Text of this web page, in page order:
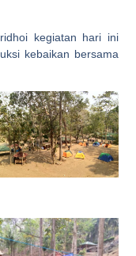
kegiatan hari ini
kebaikan bersama